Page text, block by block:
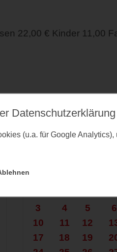
22,00 € Kinder 11,00
3
4 5 6
10
11 12
17
18 19
(u.a. für Google